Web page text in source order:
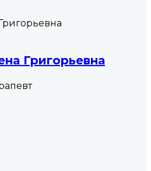
Григорьевна